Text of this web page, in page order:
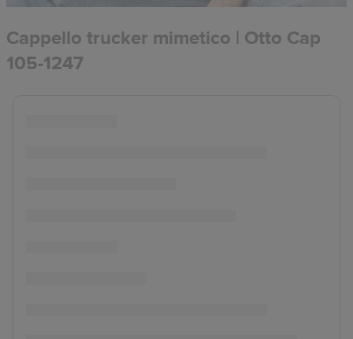
Cappello trucker mimetico | Otto Cap
105-1247